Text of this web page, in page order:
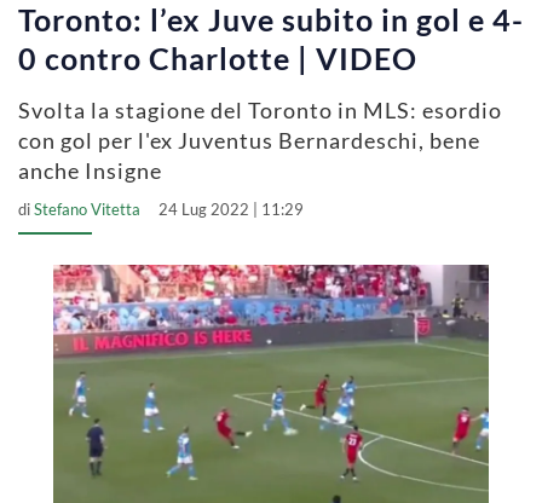
Toronto: l’ex Juve subito in gol e 4-
0 contro Charlotte | VIDEO
Svolta la stagione del Toronto in MLS: esordio
con gol per l'ex Juventus Bernardeschi, bene
anche Insigne
diStefano Vitetta 24 Lug 2022 | 11:29